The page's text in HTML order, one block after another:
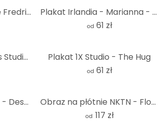
Fototapeta na ścianę Fredriksson - Smoky Cubes - Round - tapeta flizelinowa/tapeta flizelinowa samop Plakat Irlandia - Marianna - Kwiaty hibiskusa
od 61 zł
Fototapeta The Miuus Studio - Nowoczesna kompozycja Plakat 1X Studio - The Hug
od 61 zł
Plakat uplusmestudio - Deszcz i kokardy Obraz na płótnie NKTN - Flower Market Madrid
od 117 zł